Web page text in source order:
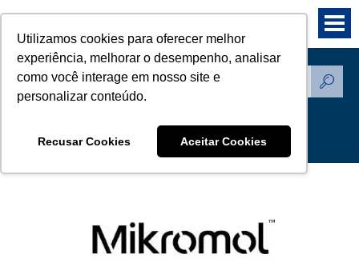
Utilizamos cookies para oferecer melhor
experiência, melhorar o desempenho, analisar
como você interage em nosso site e
personalizar conteúdo.
Recusar Cookies Aceitar Cookies
Produtos - Padrões de